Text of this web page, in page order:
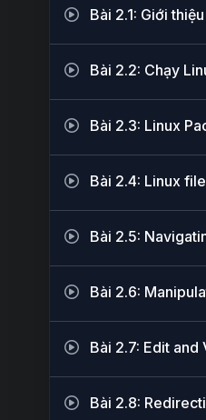
Bài 2.1: Giới
Bài 2.2: Chạy
Bài 2.3: Linux
Bài 2.4: Linux
Bài 2.5:
Bài 2.6:
Bài 2.7: Edit and
Bài 2.8: